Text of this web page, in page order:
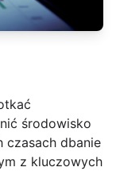
środowisko
czasach dbanie
z kluczowych